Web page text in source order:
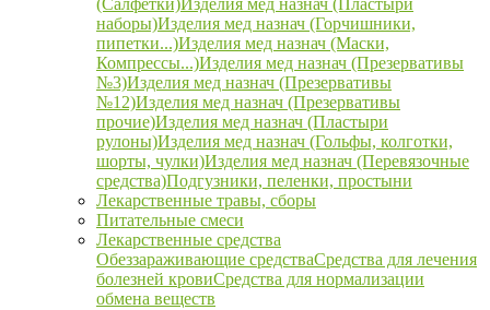
(Салфетки)Изделия мед назнач (Пластыри
наборы)Изделия мед назнач (Горчишники,
пипетки...)Изделия мед назнач (Маски,
Компрессы...)Изделия мед назнач (Презервативы
№3)Изделия мед назнач (Презервативы
№12)Изделия мед назнач (Презервативы
прочие)Изделия мед назнач (Пластыри
рулоны)Изделия мед назнач (Гольфы, колготки,
шорты, чулки)Изделия мед назнач (Перевязочные
средства)Подгузники, пеленки, простыни
Лекарственные травы, сборы
Питательные смеси
Лекарственные средства
Обеззараживающие средстваСредства для лечения
болезней кровиСредства для нормализации
обмена веществ